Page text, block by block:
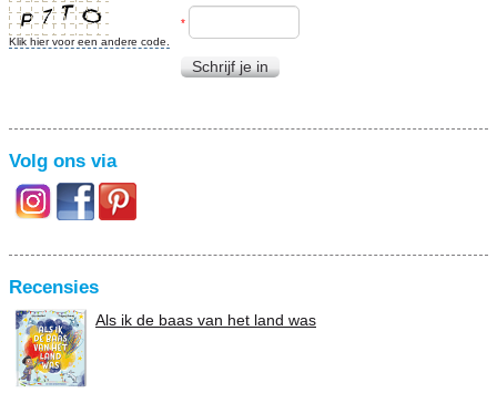
Klik hier voor een andere code.
*
Schrijf je in
Volg ons via
Recensies
Als ik de baas van het land was